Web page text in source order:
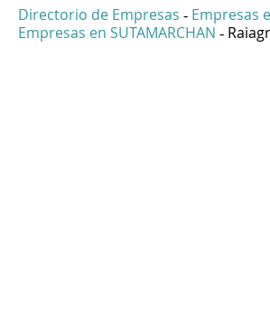
Directorio de Empresas - Empresas
Empresas en SUTAMARCHAN -